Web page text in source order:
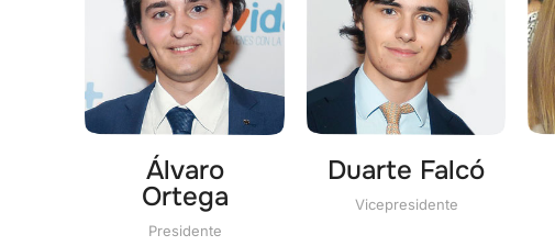
Álvaro
Ortega
Presidente
Duarte Falcó
Vicepresidente